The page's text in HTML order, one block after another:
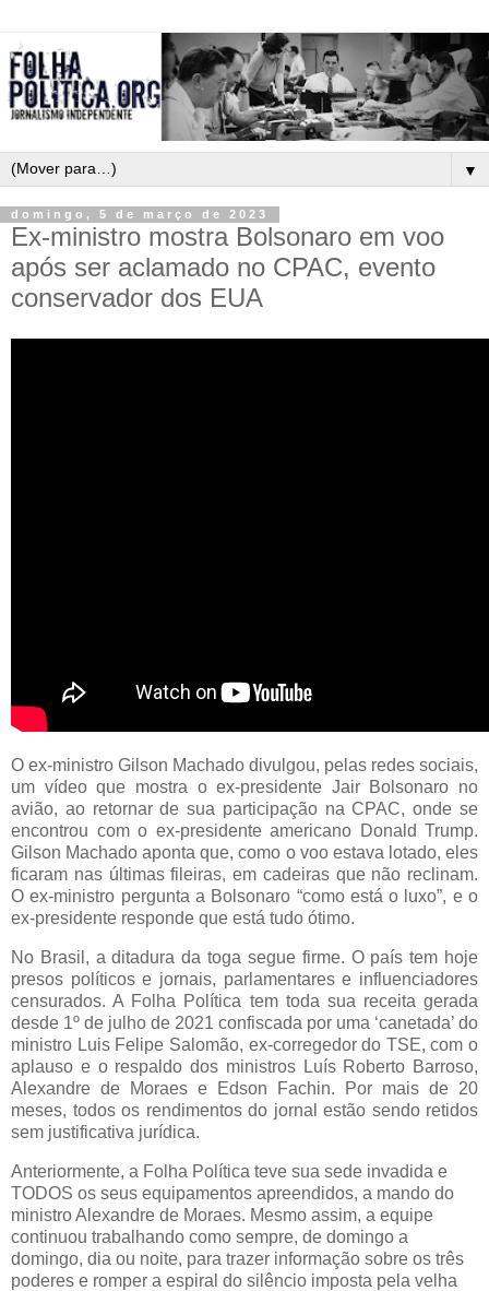
▼
domingo, 5 de março de 2023
Ex-ministro mostra Bolsonaro em voo
após ser aclamado no CPAC, evento
conservador dos EUA
O ex-ministro Gilson Machado divulgou, pelas redes sociais,
um vídeo que mostra o ex-presidente Jair Bolsonaro no
avião, ao retornar de sua participação na CPAC, onde se
encontrou com o ex-presidente americano Donald Trump.
Gilson Machado aponta que, como o voo estava lotado, eles
ficaram nas últimas fileiras, em cadeiras que não reclinam.
O ex-ministro pergunta a Bolsonaro “como está o luxo”, e o
ex-presidente responde que está tudo ótimo.
No Brasil, a ditadura da toga segue firme. O país tem hoje
presos políticos e jornais, parlamentares e influenciadores
censurados. A Folha Política tem toda sua receita gerada
desde 1º de julho de 2021 confiscada por uma ‘canetada’ do
ministro Luis Felipe Salomão, ex-corregedor do TSE, com o
aplauso e o respaldo dos ministros Luís Roberto Barroso,
Alexandre de Moraes e Edson Fachin. Por mais de 20
meses, todos os rendimentos do jornal estão sendo retidos
sem justificativa jurídica.
Anteriormente, a Folha Política teve sua sede invadida e
TODOS os seus equipamentos apreendidos, a mando do
ministro Alexandre de Moraes. Mesmo assim, a equipe
continuou trabalhando como sempre, de domingo a
domingo, dia ou noite, para trazer informação sobre os três
poderes e romper a espiral do silêncio imposta pela velha